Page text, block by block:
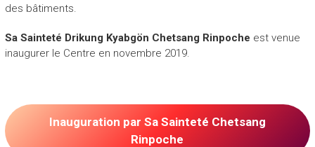
des bâtiments.
Sa Sainteté Drikung Kyabgön Chetsang Rinpoche est venue
inaugurer le Centre en novembre 2019.
Inauguration par Sa Sainteté Chetsang
Rinpoche